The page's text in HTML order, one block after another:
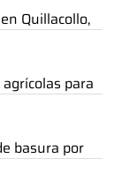
Quillacollo,
para
basura por